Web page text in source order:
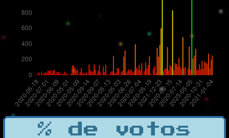
% de votos